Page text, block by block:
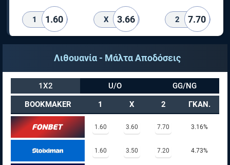
1 1.60 X 3.66 2 7.70
Λιθουανία - Μάλτα Αποδόσεις
1X2 U/O
GG/NG
BOOKMAKER
1 X 2 ΓΚΑΝ.
1.60 3.60 7.70 3.16%
1.60 3.50 7.20 4.73%